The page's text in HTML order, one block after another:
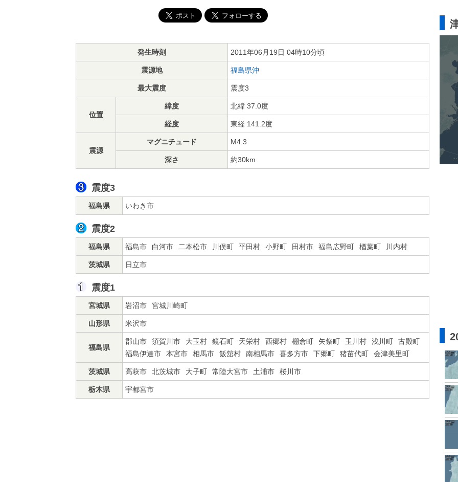
発生時刻 2011年06月19日 04時10分頃
震源地 福島県沖
最大震度 震度3
位置
緯度 北緯 37.0度
経度 東経 141.2度
震源
マグニチュード M4.3
深さ 約30km
震度3
福島県 いわき市
震度2
福島県 福島市 白河市 二本松市 川俣町 平田村 小野町 田村市 福島広野町 楢葉町 川内村
茨城県 日立市
震度1
宮城県 岩沼市 宮城川崎町
山形県 米沢市
福島県
郡山市 須賀川市 大玉村 鏡石町 天栄村 西郷村 棚倉町 矢祭町 玉川村 浅川町
古殿町
福島伊達市
本宮市 相馬市 飯舘村 南相馬市 喜多方市 下郷町 猪苗代町 会津美里町
茨城県 高萩市 北茨城市 大子町 常陸大宮市 土浦市 桜川市
栃木県 宇都宮市